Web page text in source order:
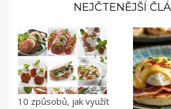
NEJČTENĚJŠÍ
10 způsobů, jak využít